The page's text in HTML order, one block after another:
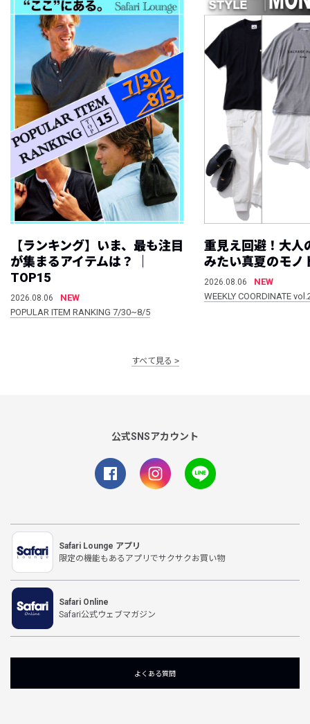
【ランキング】いま、最も注目
が集まるアイテムは？ ｜
TOP15
2026.08.06
NEW
POPULAR ITEM RANKING 7/30~8/5
重見え回避！大人
みたい真夏のモノ
2026.08.06
NEW
WEEKLY COORDINATE
すべて見る
公式SNSアカウント
Safari Lounge アプリ
限定の機能もあるアプリでサクサクお買い物
Safari Online
Safari公式ウェブマガジン
よくある質問